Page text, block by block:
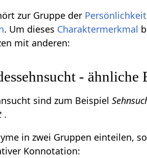
zur Gruppe der
. Um dieses Charaktermerkmal
mit anderen:
- ähnliche
sind zum Beispiel
.
in zwei Gruppen einteilen,
Konnotation: